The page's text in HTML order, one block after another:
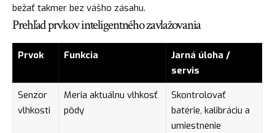
bežať takmer bez vášho zásahu.
Prehľad prvkov inteligentného zavlažovania
Prvok Funkcia
Jarná úloha /
servis
Senzor
vlhkosti
Meria aktuálnu vlhkosť
pôdy
Skontrolovať
batérie, kalibráciu a
umiestnenie